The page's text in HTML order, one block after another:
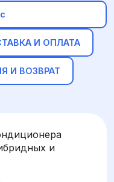
И ОПЛАТА
И ВОЗВРАТ
и